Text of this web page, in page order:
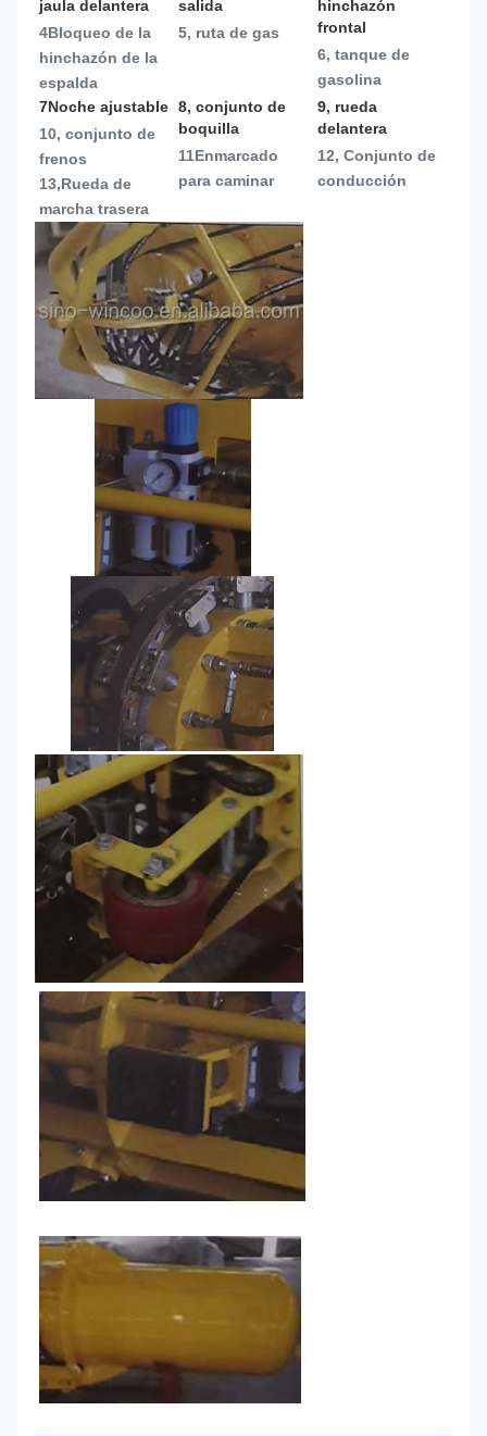
jaula delantera
4Bloqueo de la
hinchazón de la
espalda
salida
5, ruta de gas
hinchazón
frontal
6, tanque de
gasolina
7Noche ajustable
10, conjunto de
frenos
13,Rueda de
marcha trasera
8, conjunto de
boquilla
11Enmarcado
para caminar
9, rueda
delantera
12, Conjunto de
conducción